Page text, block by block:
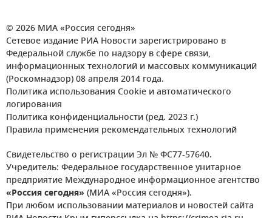
© 2026 МИА «Россия сегодня»
Сетевое издание РИА Новости зарегистрировано в
Федеральной службе по надзору в сфере связи,
информационных технологий и массовых коммуникаций
(Роскомнадзор) 08 апреля 2014 года.
Политика использования Cookie и автоматического
логирования
Политика конфиденциальности (ред. 2023 г.)
Правила применения рекомендательных технологий
Свидетельство о регистрации Эл № ФС77-57640.
Учредитель: Федеральное государственное унитарное
предприятие Международное информационное агентство
«Россия сегодня» (МИА «Россия сегодня»).
При любом использовании материалов и новостей сайта